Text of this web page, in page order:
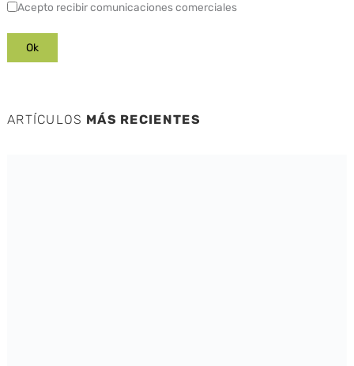
Acepto recibir comunicaciones comerciales
ARTÍCULOS MÁS RECIENTES